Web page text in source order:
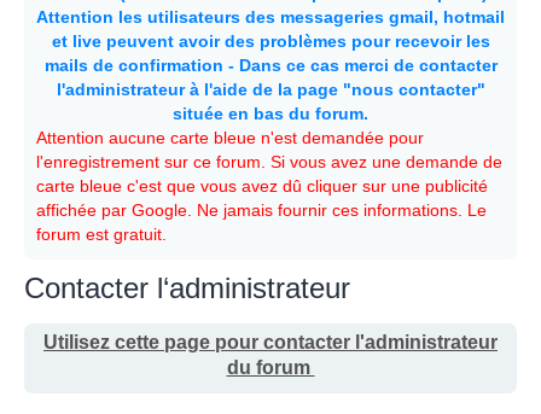
Attention les utilisateurs des messageries gmail, hotmail
et live peuvent avoir des problèmes pour recevoir les
mails de confirmation - Dans ce cas merci de contacter
l'administrateur à l'aide de la page "nous contacter"
située en bas du forum.
Attention aucune carte bleue n'est demandée pour
l'enregistrement sur ce forum. Si vous avez une demande de
carte bleue c'est que vous avez dû cliquer sur une publicité
affichée par Google. Ne jamais fournir ces informations. Le
forum est gratuit.
Contacter l‘administrateur
Utilisez cette page pour contacter l'administrateur
du forum